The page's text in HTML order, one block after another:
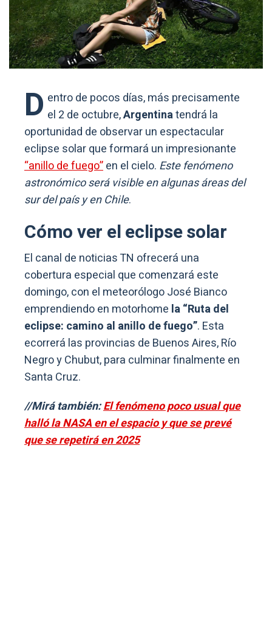
D entro de pocos días, más precisamente
el 2 de octubre,Argentinatendrá la
oportunidad de observar un espectacular
eclipse solar que formará un impresionante
“anillo de fuego”en el cielo. Este fenómeno
astronómico será visible en algunas áreas del
sur del país y en Chile.
Cómo ver el eclipse solar
El canal de noticias TN ofrecerá una
cobertura especial que comenzará este
domingo, con el meteorólogo José Bianco
emprendiendo en motorhome la “Ruta del
eclipse: camino al anillo de fuego”. Esta
ecorrerá las provincias de Buenos Aires, Río
Negro y Chubut, para culminar finalmente en
Santa Cruz.
//Mirá también:El fenómeno poco usual que
halló la NASA en el espacio y que se prevé
que se repetirá en 2025